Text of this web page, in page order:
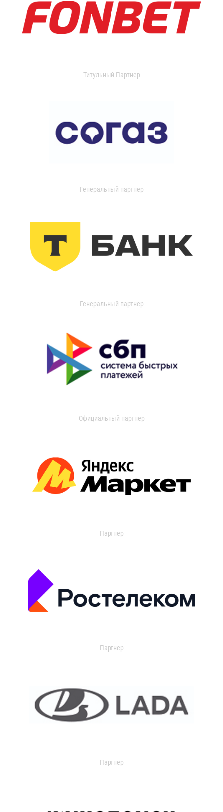
Титульный Партнер
Генеральный партнер
Генеральный партнер
Официальный партнер
Партнер
Партнер
Партнер